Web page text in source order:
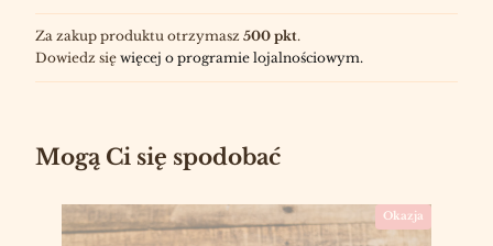
Za zakup produktu otrzymasz 500 pkt.
Dowiedz się więcej o programie lojalnościowym.
Mogą Ci się spodobać
Okazja